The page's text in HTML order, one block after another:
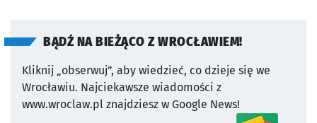
BĄDŹ NA BIEŻĄCO Z WROCŁAWIEM!
Kliknij „obserwuj”, aby wiedzieć, co dzieje się we
Wrocławiu. Najciekawsze wiadomości z
www.wroclaw.pl znajdziesz w Google News!